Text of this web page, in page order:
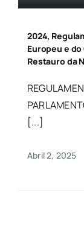
2024,
Europeu e
Restauro da
[...]
Abril 2, 2025